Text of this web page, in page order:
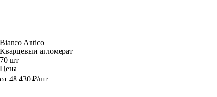
Bianco Antico
Кварцевый агломерат
70 шт
Цена
от 48 430 ₽/шт